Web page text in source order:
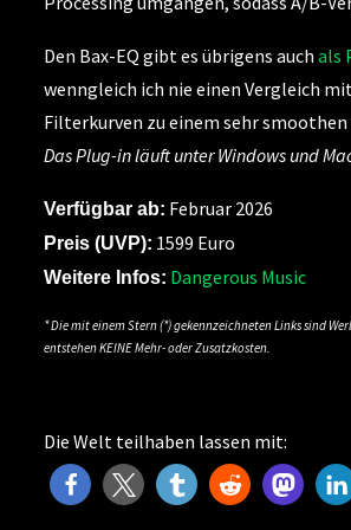
Den Bax-EQ gibt es übrigens auch als
wenngleich ich nie einen Vergleich
Filterkurven zu einem sehr
Das Plug-in läuft unter Windows und
Verfügbar ab: Februar 2026
Preis (UVP): 1599 Euro
Weitere Infos: Dangerous Music
* Die mit einem Stern (*) gekennzeichneten Links sind
entstehen KEINE Mehr- oder Zusatzkosten.
Die Welt teilhaben lassen mit: